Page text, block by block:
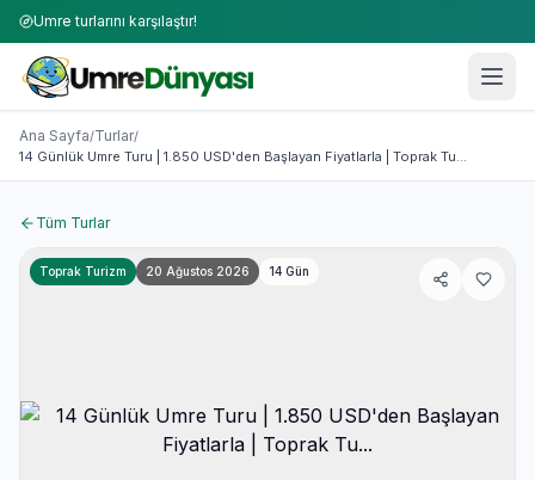
Umre turlarını karşılaştır!
Umre Turları 2026-2027 | 50+ Firma Karşılaştırması
14 Günlük Umre Turu | 1.850 USD'den Başlayan Fiyatlarla
Ana Sayfa/Turlar/
14 Günlük Umre Turu | 1.850 USD'den Başlayan Fiyatlarla | Toprak Tu...
Tüm Turlar
Toprak Turizm 20 Ağustos 2026 14 Gün